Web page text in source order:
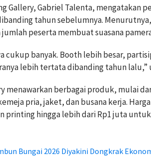
Gallery, Gabriel Talenta, mengatakan
tahun sebelumnya.
peserta membuat suasana
cukup banyak. Booth lebih besar,
lebih tertata dibanding tahun lalu,”
menawarkan berbagai produk, mulai
pria, jaket, dan busana kerja.
printing hingga lebih dari Rp1 juta
Bungai 2026 Diyakini Dongkrak